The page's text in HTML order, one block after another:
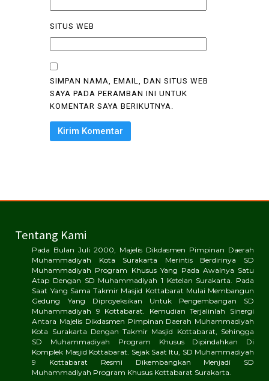
SITUS WEB
SIMPAN NAMA, EMAIL, DAN SITUS WEB
SAYA PADA PERAMBAN INI UNTUK
KOMENTAR SAYA BERIKUTNYA.
Tentang Kami
Pada Bulan Juli 2000, Majelis Dikdasmen Pimpinan Daerah
Muhammadiyah Kota Surakarta Merintis Berdirinya SD
Muhammadiyah Program Khusus Yang Pada Awalnya Satu
Atap Dengan SD Muhammadiyah 1 Ketelan Surakarta. Pada
Saat Yang Sama Takmir Masjid Kottabarat Mulai Membangun
Gedung Yang Diproyeksikan Untuk Pengembangan SD
Muhammadiyah 9 Kottabarat. Kemudian Terjalinlah Sinergi
Antara Majelis Dikdasmen Pimpinan Daerah Muhammadiyah
Kota Surakarta Dengan Takmir Masjid Kottabarat, Sehingga
SD Muhammadiyah Program Khusus Dipindahkan Di
Komplek Masjid Kottabarat. Sejak Saat Itu, SD Muhammadiyah
9 Kottabarat Resmi Dikembangkan Menjadi SD
Muhammadiyah Program Khusus Kottabarat Surakarta.